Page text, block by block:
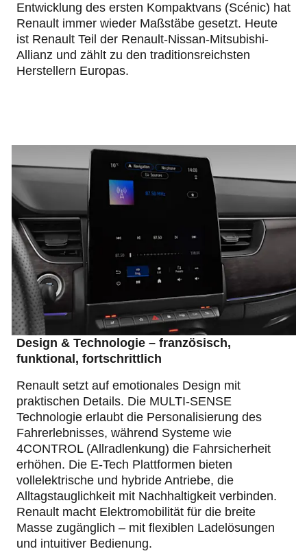
Entwicklung des ersten Kompaktvans (Scénic) hat
Renault immer wieder Maßstäbe gesetzt. Heute
ist Renault Teil der Renault-Nissan-Mitsubishi-
Allianz und zählt zu den traditionsreichsten
Herstellern Europas.
Design & Technologie – französisch,
funktional, fortschrittlich
Renault setzt auf emotionales Design mit
praktischen Details. Die MULTI-SENSE
Technologie erlaubt die Personalisierung des
Fahrerlebnisses, während Systeme wie
4CONTROL (Allradlenkung) die Fahrsicherheit
erhöhen. Die E-Tech Plattformen bieten
vollelektrische und hybride Antriebe, die
Alltagstauglichkeit mit Nachhaltigkeit verbinden.
Renault macht Elektromobilität für die breite
Masse zugänglich – mit flexiblen Ladelösungen
und intuitiver Bedienung.